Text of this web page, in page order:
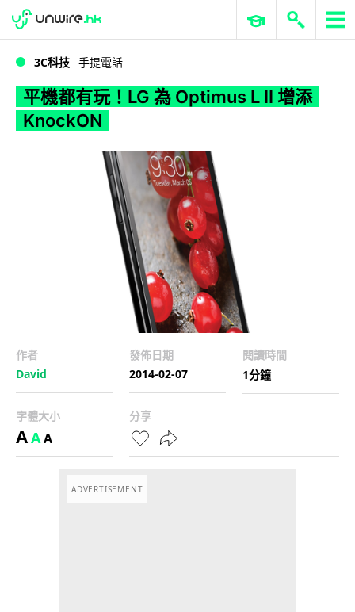
WWDC 2026 ERP 與商業 AI
3C科技 手提電話
平機都有玩！LG 為 Optimus L II 增添
KnockON
作者
David
發佈日期
2014-02-07
閱讀時間
1分鐘
字體大小
AAA
分享
ADVERTISEMENT